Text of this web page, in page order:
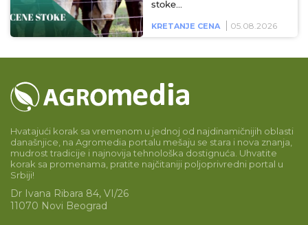
stoke…
KRETANJE CENA 05.08.2026
Hvatajući korak sa vremenom u jednoj od najdinamičnijih oblasti
današnjice, na Agromedia portalu mešaju se stara i nova znanja,
mudrost tradicije i najnovija tehnološka dostignuća. Uhvatite
korak sa promenama, pratite najčitaniji poljoprivredni portal u
Srbiji!
Dr Ivana Ribara 84, VI/26
11070 Novi Beograd